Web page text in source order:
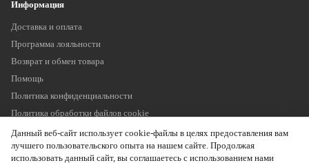
Информация
Доставка и оплата
Программа лояльности
Возврат и обмен товара
Помощь
Политика конфиденциальности
Политика обработки файлов cookie
+7 (903) 755 11 75
info@oboitrade.ru
Данный веб-сайт использует cookie-файлы в целях предоставления вам
лучшего пользовательского опыта на нашем сайте. Продолжая
использовать данный сайт, вы соглашаетесь с использованием нами